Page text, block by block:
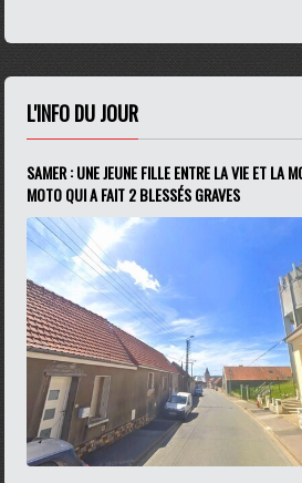
L'INFO DU JOUR
SAMER : UNE JEUNE FILLE ENTRE LA VIE ET LA
MOTO QUI A FAIT 2 BLESSÉS GRAVES